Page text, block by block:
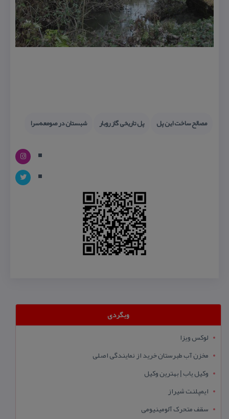
مصالح ساخت این پل پل تاریخی گاز روبار شبستان در صومعه‌سرا
وبگردی
لوکس ویزا
مخزن آب طبرستان خرید از نمایندگی اصلی
وکیل یاب | بهترین وکیل
ایمپلنت شیراز
سقف متحرک آلومینیومی